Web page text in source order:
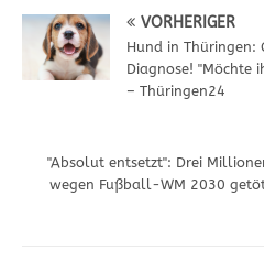
VORHERIGER
Hund in Thüringen:
Diagnose! "Möchte
– Thüringen24
"Absolut entsetzt": Drei
wegen Fußball-WM 2030